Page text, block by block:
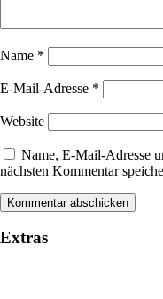
Name *
E-Mail-Adresse *
Website
Name, E-Mail-Adresse
nächsten Kommentar
Extras